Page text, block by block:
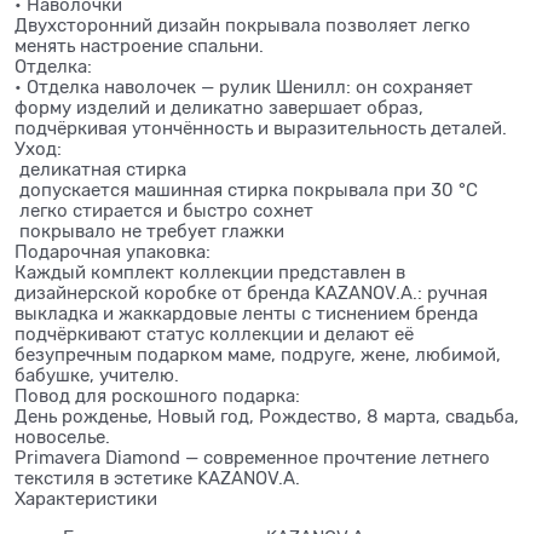
• Наволочки
Двухсторонний дизайн покрывала позволяет легко
менять настроение спальни.
Отделка:
• Отделка наволочек — рулик Шенилл: он сохраняет
форму изделий и деликатно завершает образ,
подчёркивая утончённость и выразительность деталей.
Уход:
деликатная стирка
допускается машинная стирка покрывала при 30 °C
легко стирается и быстро сохнет
покрывало не требует глажки
Подарочная упаковка:
Каждый комплект коллекции представлен в
дизайнерской коробке от бренда KAZANOV.A.: ручная
выкладка и жаккардовые ленты с тиснением бренда
подчёркивают статус коллекции и делают её
безупречным подарком маме, подруге, жене, любимой,
бабушке, учителю.
Повод для роскошного подарка:
День рожденье, Новый год, Рождество, 8 марта, свадьба,
новоселье.
Primavera Diamond — современное прочтение летнего
текстиля в эстетике KAZANOV.A.
Характеристики